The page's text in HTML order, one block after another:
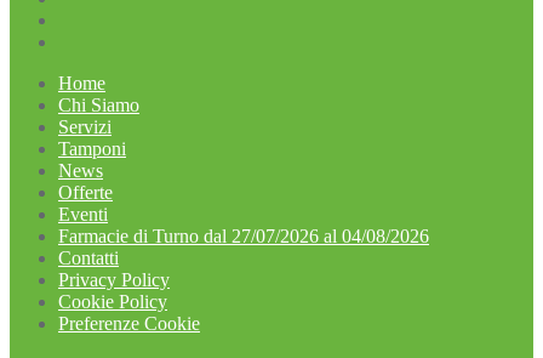
Home
Chi Siamo
Servizi
Tamponi
News
Offerte
Eventi
Farmacie di Turno dal 27/07/2026 al 04/08/2026
Contatti
Privacy Policy
Cookie Policy
Preferenze Cookie